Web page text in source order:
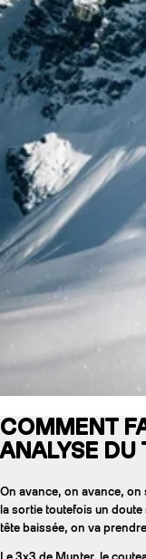
COMMENT
ANALYSE DU
On avance, on avance,
la sortie toutefois un
tête baissée, on va